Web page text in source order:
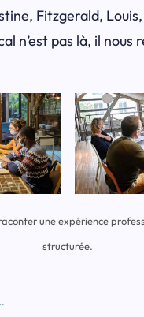
Fitzgerald,
n’est pas là, il nous
une expérience
structurée.